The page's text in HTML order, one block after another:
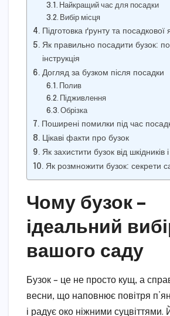
Найкращий час для посадки
Вибір місця
Підготовка ґрунту та посадкової
Як правильно посадити бузок:
інструкція
Догляд за бузком після посадки
Полив
Підживлення
Обрізка
Поширені помилки під час
Цікаві факти про бузок
Як захистити бузок від шкідників
Як розмножити бузок: секрети
Чому бузок –
ідеальний
вашого саду
Бузок – це не просто кущ, а
весни, що наповнює повітря
і радує око ніжними суцвіттями.